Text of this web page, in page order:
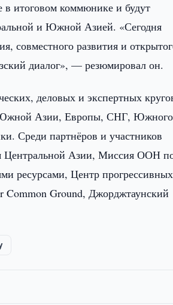
в итоговом коммюнике и будут
и Южной Азией. «Сегодня
совместного развития и
диалог», — резюмировал он.
деловых и экспертных
Южной Азии, Европы, СНГ, Южного
Среди партнёров и участников
Центральной Азии, Миссия ООН
ресурсами, Центр прогрессивных
Common Ground, Джорджтаунский